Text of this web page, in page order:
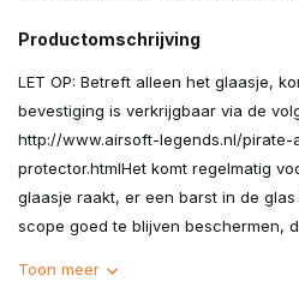
Productomschrijving
LET OP: Betreft alleen het glaasje,
bevestiging is verkrijgbaar via de
http://www.airsoft-legends.nl/
protector.htmlHet komt regelmatig
glaasje raakt, er een barst in de
scope goed te blijven beschermen,
Toon meer